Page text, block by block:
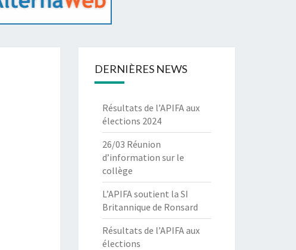
DERNIÈRES NEWS
Résultats de l’APIFA aux
élections 2024
26/03 Réunion
d’information sur le
collège
L’APIFA soutient la SI
Britannique de Ronsard
Résultats de l’APIFA aux
élections